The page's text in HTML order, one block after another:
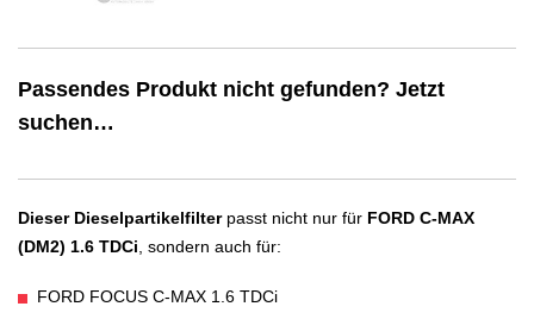
Passendes Produkt nicht gefunden? Jetzt
suchen…
Dieser Dieselpartikelfilterpasst nicht nur für FORD C-MAX
(DM2) 1.6 TDCi , sondern auch für:
FORD FOCUS C-MAX 1.6 TDCi